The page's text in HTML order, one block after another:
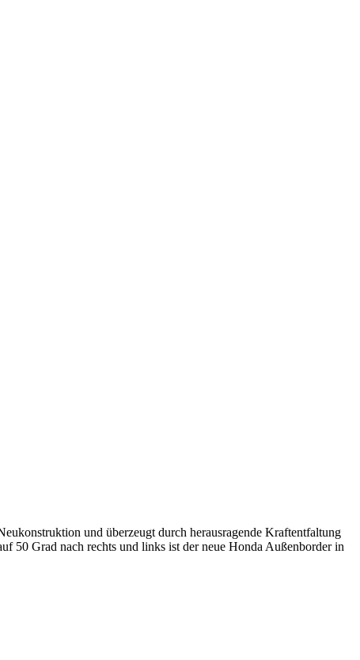
und überzeugt durch herausragende Kraftentfaltung
50 Grad nach rechts und links ist der neue Honda Außenborder in